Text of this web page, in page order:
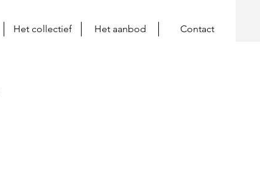
Het collectief Het aanbod Contact